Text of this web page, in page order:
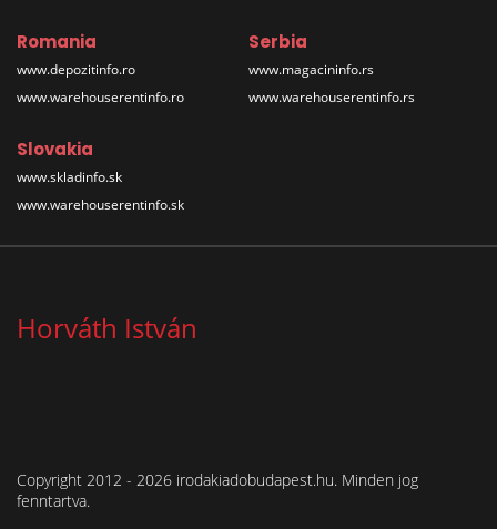
Romania
www.depozitinfo.ro
www.warehouserentinfo.ro
Serbia
www.magacininfo.rs
www.warehouserentinfo.rs
Slovakia
www.skladinfo.sk
www.warehouserentinfo.sk
Horváth István
Copyright 2012 - 2026 irodakiadobudapest.hu. Minden jog
fenntartva.